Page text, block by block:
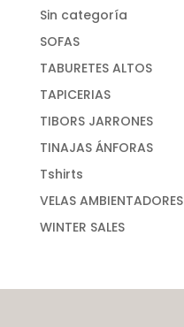
Sin categoría
SOFAS
TABURETES ALTOS
TAPICERIAS
TIBORS JARRONES
TINAJAS ÁNFORAS
Tshirts
VELAS AMBIENTADORES
WINTER SALES